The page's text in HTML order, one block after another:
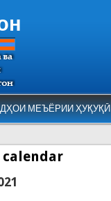
МЕЪЁРИИ ҲУҚУҚӢ